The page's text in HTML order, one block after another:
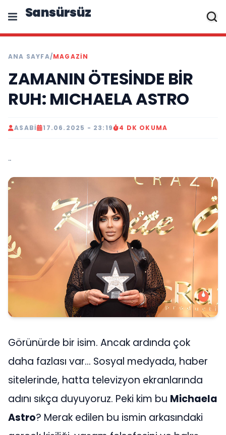
Sansürsüz
ANA SAYFA/MAGAZIN
ZAMANIN ÖTESİNDE BİR
RUH: MICHAELA ASTRO
ASABI 17.06.2025 - 23:19 4 DK OKUMA
..
Görünürde bir isim. Ancak ardında çok
daha fazlası var… Sosyal medyada, haber
sitelerinde, hatta televizyon ekranlarında
adını sıkça duyuyoruz. Peki kim bu Michaela
Astro? Merak edilen bu ismin arkasındaki